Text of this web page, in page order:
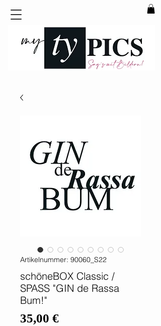
Artikelnummer: 90060_S22
schöneBOX Classic /
SPASS "GIN de Rassa
Bum!"
35,00 €Preis